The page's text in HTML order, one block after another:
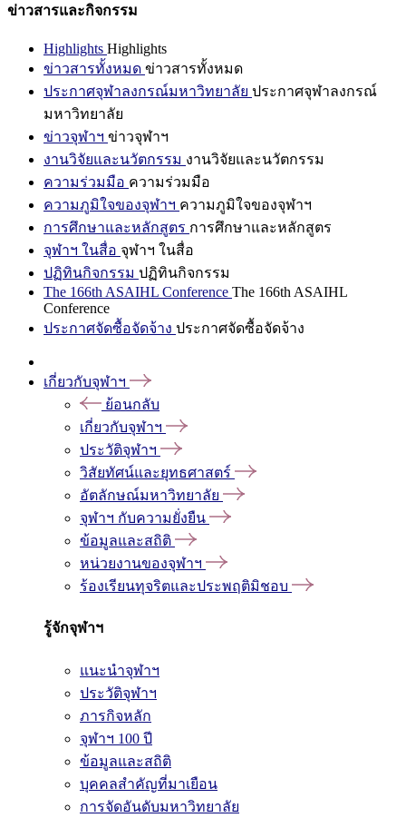
ข่าวสารและกิจกรรม
Highlights Highlights
ข่าวสารทั้งหมด ข่าวสารทั้งหมด
ประกาศจุฬาลงกรณ์มหาวิทยาลัย ประกาศจุฬาลงกรณ์
มหาวิทยาลัย
ข่าวจุฬาฯ ข่าวจุฬาฯ
งานวิจัยและนวัตกรรม งานวิจัยและนวัตกรรม
ความร่วมมือ ความร่วมมือ
ความภูมิใจของจุฬาฯ ความภูมิใจของจุฬาฯ
การศึกษาและหลักสูตร การศึกษาและหลักสูตร
จุฬาฯ ในสื่อ จุฬาฯ ในสื่อ
ปฏิทินกิจกรรม ปฏิทินกิจกรรม
The 166th ASAIHL Conference The 166th ASAIHL
Conference
ประกาศจัดซื้อจัดจ้าง ประกาศจัดซื้อจัดจ้าง
เกี่ยวกับจุฬาฯ
ย้อนกลับ
เกี่ยวกับจุฬาฯ
ประวัติจุฬาฯ
วิสัยทัศน์และยุทธศาสตร์
อัตลักษณ์มหาวิทยาลัย
จุฬาฯ กับความยั่งยืน
ข้อมูลและสถิติ
หน่วยงานของจุฬาฯ
ร้องเรียนทุจริตและประพฤติมิชอบ
รู้จักจุฬาฯ
แนะนำจุฬาฯ
ประวัติจุฬาฯ
ภารกิจหลัก
จุฬาฯ 100 ปี
ข้อมูลและสถิติ
บุคคลสำคัญที่มาเยือน
การจัดอันดับมหาวิทยาลัย